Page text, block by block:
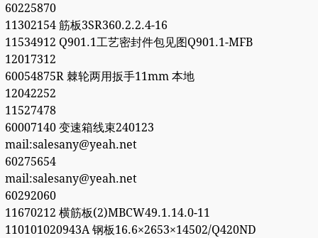
60225870
11302154 筋板3SR360.2.2.4-16
11534912 Q901.1工艺密封件包见图Q901.1-MFB
12017312
60054875R 棘轮两用扳手11mm 本地
12042252
11527478
60007140 变速箱线束240123
mail:salesany@yeah.net
60275654
mail:salesany@yeah.net
60292060
11670212 横筋板(2)MBCW49.1.14.0-11
110101020943A 钢板16.6×2653×14502/Q420ND